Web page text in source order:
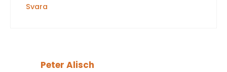
Svara
Peter Alisch